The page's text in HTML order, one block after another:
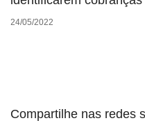
24/05/2022
Compartilhe nas redes